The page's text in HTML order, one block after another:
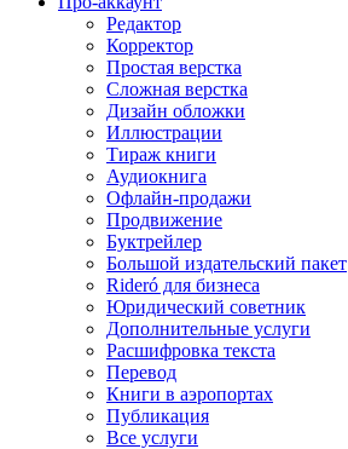
Редактор
Корректор
Простая верстка
Сложная верстка
Дизайн обложки
Иллюстрации
Тираж книги
Аудиокнига
Офлайн-продажи
Продвижение
Буктрейлер
Большой издательский пакет
Rideró для бизнеса
Юридический советник
Дополнительные услуги
Расшифровка текста
Перевод
Книги в аэропортах
Публикация
Все услуги